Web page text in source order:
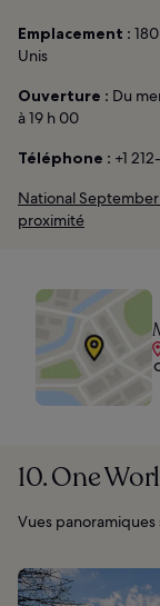
Emplacement :
Unis
Ouverture : Du
à 19 h 00
Téléphone : +1
National
proximité
10. One
Vues panoramiques